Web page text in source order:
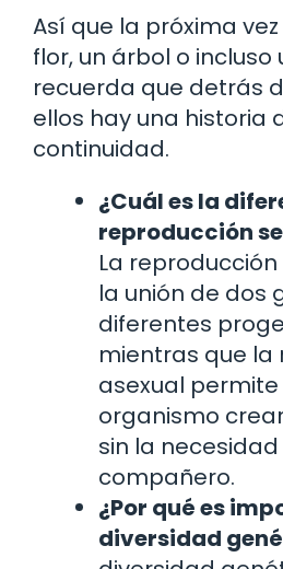
Así que la próxima
flor, un árbol o incluso
recuerda que detrás
ellos hay una historia
continuidad.
¿Cuál es la
reproducción
La
la unión de dos
diferentes
mientras que la
asexual permite
organismo
sin la
compañero.
¿Por qué es
diversidad